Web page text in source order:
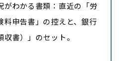
がわかる書類：直近の「労
料申告書」の控えと、銀行
書）」のセット。